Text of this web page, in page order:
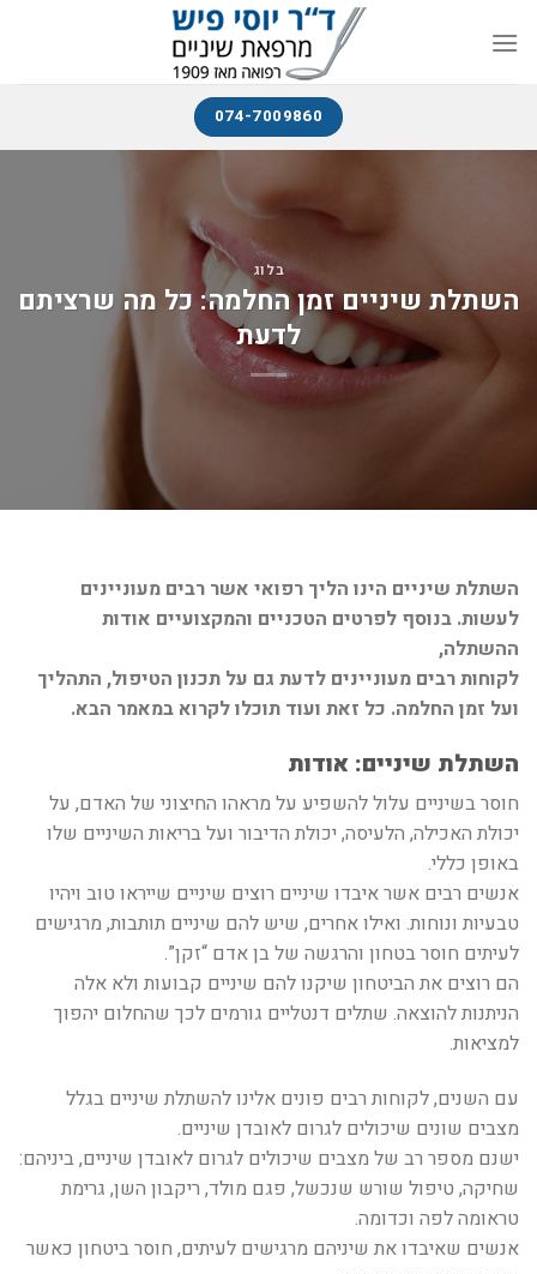
074-7009860
בלוג
השתלת שיניים זמן החלמה: כל מה שרציתם
לדעת
השתלת שיניים הינו הליך רפואי אשר רבים מעוניינים
לעשות. בנוסף לפרטים הטכניים והמקצועיים אודות
ההשתלה,
לקוחות רבים מעוניינים לדעת גם על תכנון הטיפול, התהליך
ועל זמן החלמה. כל זאת ועוד תוכלו לקרוא במאמר הבא.
השתלת שיניים: אודות
חוסר בשיניים עלול להשפיע על מראהו החיצוני של האדם, על
יכולת האכילה, הלעיסה, יכולת הדיבור ועל בריאות השיניים שלו
באופן כללי.
אנשים רבים אשר איבדו שיניים רוצים שיניים שייראו טוב ויהיו
טבעיות ונוחות. ואילו אחרים, שיש להם שיניים תותבות, מרגישים
לעיתים חוסר בטחון והרגשה של בן אדם “זקן”.
הם רוצים את הביטחון שיקנו להם שיניים קבועות ולא אלה
הניתנות להוצאה. שתלים דנטליים גורמים לכך שהחלום יהפוך
למציאות.
עם השנים, לקוחות רבים פונים אלינו להשתלת שיניים בגלל
מצבים שונים שיכולים לגרום לאובדן שיניים.
ישנם מספר רב של מצבים שיכולים לגרום לאובדן שיניים, ביניהם:
שחיקה, טיפול שורש שנכשל, פגם מולד, ריקבון השן, גרימת
טראומה לפה וכדומה.
אנשים שאיבדו את שיניהם מרגישים לעיתים, חוסר ביטחון כאשר